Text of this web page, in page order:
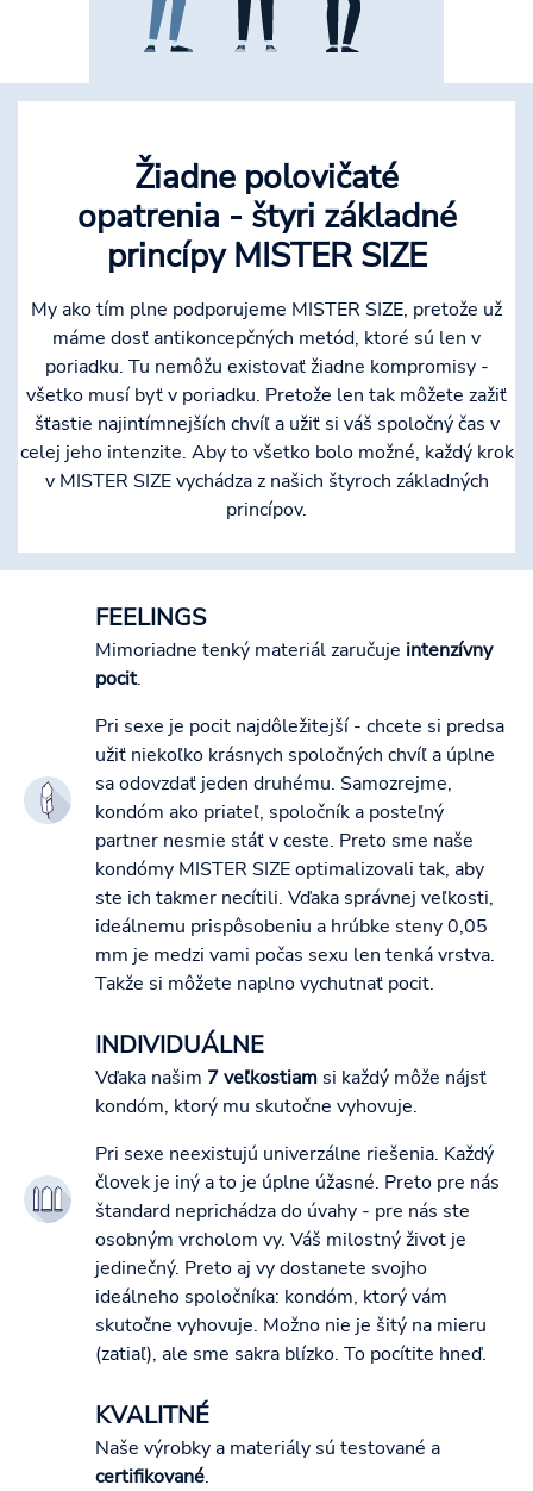
Žiadne polovičaté
opatrenia - štyri základné
princípy MISTER SIZE
My ako tím plne podporujeme MISTER SIZE, pretože už
máme dosť antikoncepčných metód, ktoré sú len v
poriadku. Tu nemôžu existovať žiadne kompromisy -
všetko musí byť v poriadku. Pretože len tak môžete zažiť
šťastie najintímnejších chvíľ a užiť si váš spoločný čas v
celej jeho intenzite. Aby to všetko bolo možné, každý krok
v MISTER SIZE vychádza z našich štyroch základných
princípov.
FEELINGS
Mimoriadne tenký materiál zaručuje intenzívny
pocit.
Pri sexe je pocit najdôležitejší - chcete si predsa
užiť niekoľko krásnych spoločných chvíľ a úplne
sa odovzdať jeden druhému. Samozrejme,
kondóm ako priateľ, spoločník a posteľný
partner nesmie stáť v ceste. Preto sme naše
kondómy MISTER SIZE optimalizovali tak, aby
ste ich takmer necítili. Vďaka správnej veľkosti,
ideálnemu prispôsobeniu a hrúbke steny 0,05
mm je medzi vami počas sexu len tenká vrstva.
Takže si môžete naplno vychutnať pocit.
INDIVIDUÁLNE
Vďaka našim 7 veľkostiam si každý môže nájsť
kondóm, ktorý mu skutočne vyhovuje.
Pri sexe neexistujú univerzálne riešenia. Každý
človek je iný a to je úplne úžasné. Preto pre nás
štandard neprichádza do úvahy - pre nás ste
osobným vrcholom vy. Váš milostný život je
jedinečný. Preto aj vy dostanete svojho
ideálneho spoločníka: kondóm, ktorý vám
skutočne vyhovuje. Možno nie je šitý na mieru
(zatiaľ), ale sme sakra blízko. To pocítite hneď.
KVALITNÉ
Naše výrobky a materiály sú testované a
certifikované.